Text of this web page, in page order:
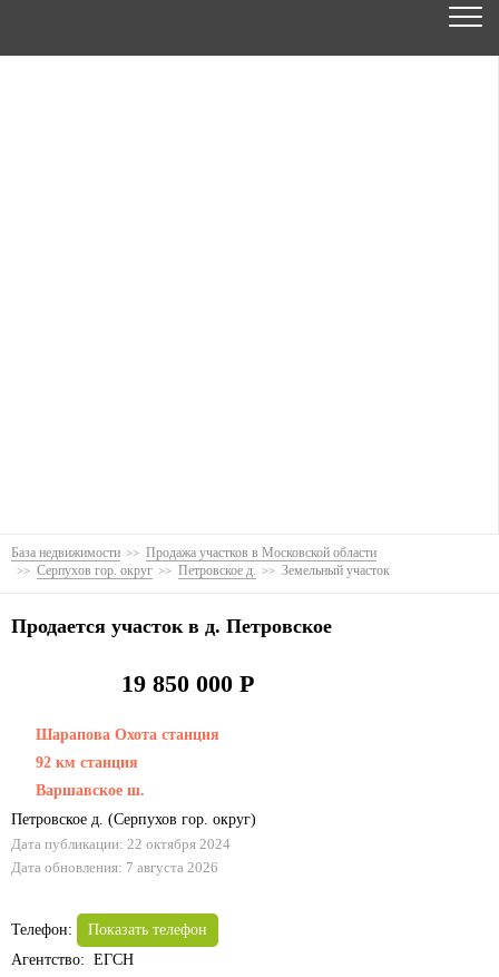
База недвижимости
Продажа участков в Московской области
Серпухов гор. округ
Петровское д. Земельный участок
Продается участок в д. Петровское
19 850 000 Р
Шарапова Охота станция
92 км станция
Варшавское ш.
Петровское д. (Серпухов гор. округ)
Дата публикации: 22 октября 2024
Дата обновления: 7 августа 2026
Телефон:
Показать телефон
Агентство: ЕГСН